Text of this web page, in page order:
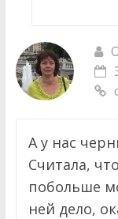
А у нас
Считала,
побольше
ней дело,